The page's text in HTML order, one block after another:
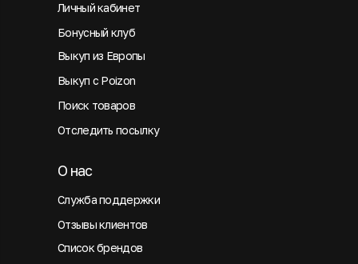
Личный кабинет
Бонусный клуб
Выкуп из Европы
Выкуп с Poizon
Поиск товаров
Отследить посылку
Служба поддержки
О нас
Отзывы клиентов
Список брендов